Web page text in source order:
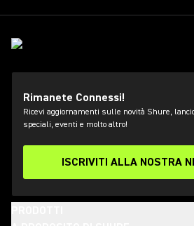
Rimanete Connessi!
Ricevi aggiornamenti sulle novità Shure,
speciali, eventi e molto altro!
ISCRIVITI ALLA NOSTRA